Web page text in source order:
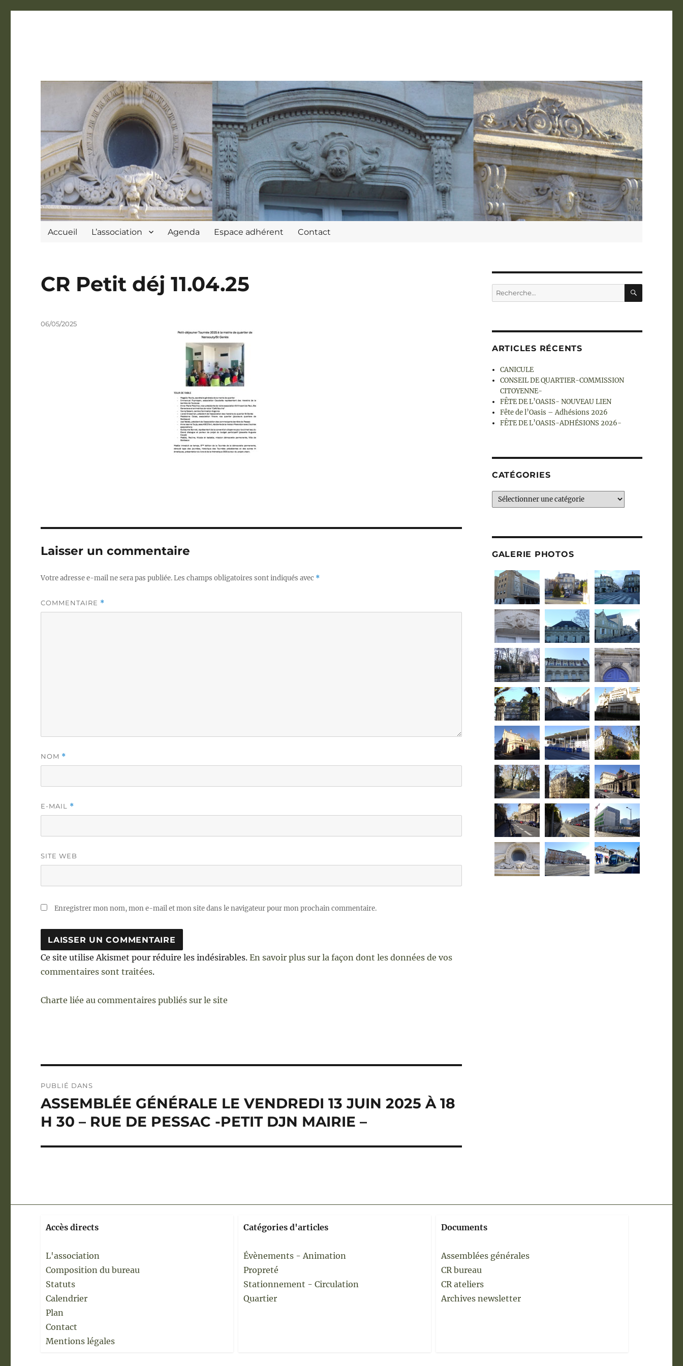
Accueil L’association Agenda Espace adhérent Contact
CR Petit déj 11.04.25
Publié
06/05/2025
Laisser un commentaire
Votre adresse e-mail ne sera pas publiée.Les champs obligatoires sont indiqués avec *
COMMENTAIRE *
NOM *
E-MAIL *
SITE WEB
Enregistrer mon nom, mon e-mail et mon site dans le navigateur pour mon prochain commentaire.
Ce site utilise Akismet pour réduire les indésirables.En savoir plus sur la façon dont les données de vos
commentaires sont traitées.
Charte liée au commentaires publiés sur le site
de
l’article
PUBLIÉ DANS
ASSEMBLÉE GÉNÉRALE LE VENDREDI 13 JUIN 2025 À 18
H 30 – RUE DE PESSAC -PETIT DJN MAIRIE –
Recherche
pour :
ARTICLES RÉCENTS
CANICULE
CONSEIL DE QUARTIER-COMMISSION
CITOYENNE-
FÊTE DE L’OASIS- NOUVEAU LIEN
Fête de l’Oasis – Adhésions 2026
FÊTE DE L’OASIS-ADHÉSIONS 2026-
CATÉGORIES
Catégories
GALERIE PHOTOS
Accès directs
L'association
Composition du bureau
Statuts
Calendrier
Plan
Contact
Mentions légales
Catégories d'articles
Évènements - Animation
Propreté
Stationnement - Circulation
Quartier
Documents
Assemblées générales
CR bureau
CR ateliers
Archives newsletter